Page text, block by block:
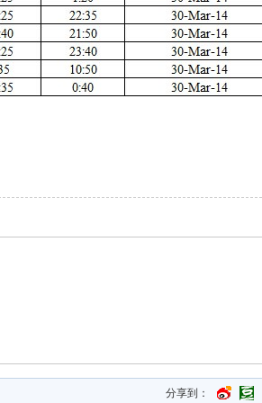
分享到：